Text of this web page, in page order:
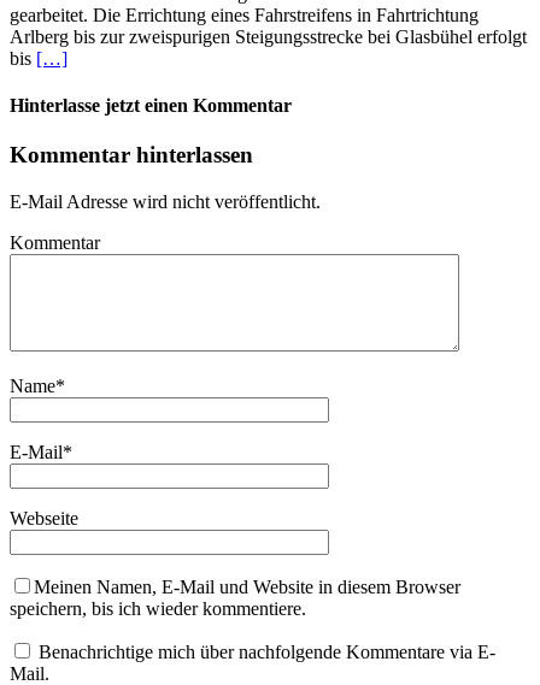
gearbeitet. Die Errichtung eines Fahrstreifens in Fahrtrichtung
Arlberg bis zur zweispurigen Steigungsstrecke bei Glasbühel erfolgt
bis […]
Hinterlasse jetzt einen Kommentar
Kommentar hinterlassen
E-Mail Adresse wird nicht veröffentlicht.
Kommentar
Name*
E-Mail*
Webseite
Meinen Namen, E-Mail und Website in diesem Browser
speichern, bis ich wieder kommentiere.
Benachrichtige mich über nachfolgende Kommentare via E-
Mail.